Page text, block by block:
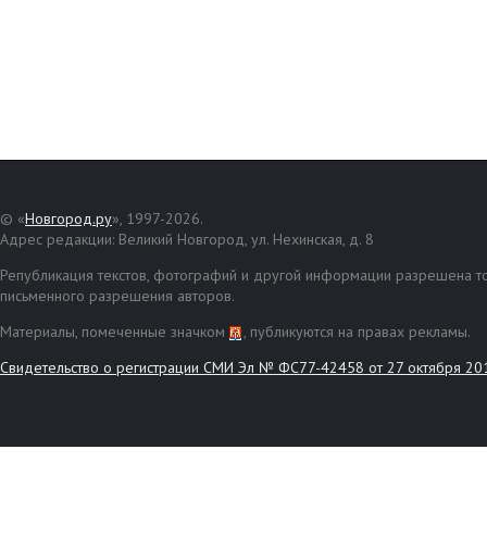
© «Новгород.ру», 1997-2026.
Адрес редакции: Великий Новгород, ул. Нехинская, д. 8
Републикация текстов, фотографий и другой информации разрешена
письменного разрешения авторов.
Материалы, помеченные значком
, публикуются на правах рекламы.
Свидетельство о регистрации СМИ Эл № ФС77-42458 от 27 октября